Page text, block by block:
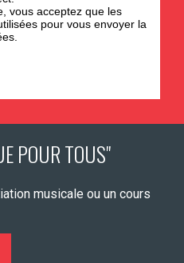
vous acceptez que les
pour vous envoyer la
POUR TOUS"
musicale ou un cours